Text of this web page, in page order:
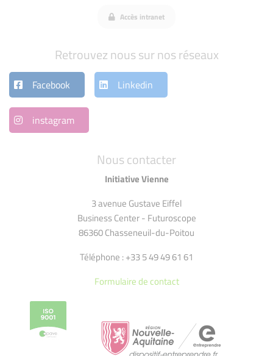
Nous contacter
Initiative Vienne
3 avenue Gustave Eiffel
Business Center - Futuroscope
86360 Chasseneuil-du-Poitou
Téléphone : +33 5 49 49 61 61
Formulaire de contact
Accès intranet
Retrouvez nous sur nos réseaux
Facebook Linkedin
instagram